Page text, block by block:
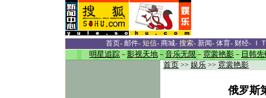
首页- 邮件- 短信- 商城- 搜索- 新闻- 体育- 财经- Ｉ
明星追踪 － 影视天地 － 音乐无限 － 霓裳艳影 － 日韩先
首页 >> 娱乐 >> 霓裳艳影
俄罗斯